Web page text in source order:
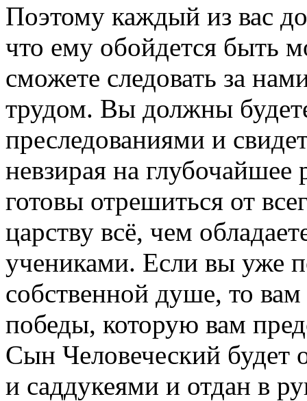
Поэтому каждый из вас
что ему обойдется быть
сможете следовать за
трудом. Вы должны
преследованиями и
невзирая на глубочайшее
готовы отрешиться от
царству всё, чем
учениками. Если вы уже
собственной душе, то
победы, которую вам
Сын Человеческий будет
и саддукеями и отдан в